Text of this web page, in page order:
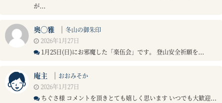
が...
奥◯雅 ｜ 冬山の御朱印
2026年1月27日
1月25日(日)にお邪魔した「楽伍会」です。 登山安全祈願を...
庵主 ｜ おおみそか
2026年1月27日
ちぐさ様 コメントを頂きとても嬉しく思います いつでも大歓迎...